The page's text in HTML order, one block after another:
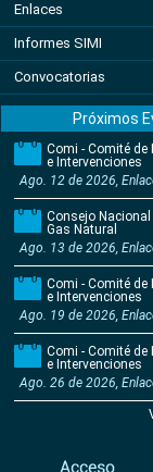
Enlaces
Informes SIMI
Convocatorias
Próximos
Comi - Comité
e Intervenciones
Ago. 12 de 2026,
Consejo
Gas Natural
Ago. 13 de 2026,
Comi - Comité
e Intervenciones
Ago. 19 de 2026,
Comi - Comité
e Intervenciones
Ago. 26 de 2026,